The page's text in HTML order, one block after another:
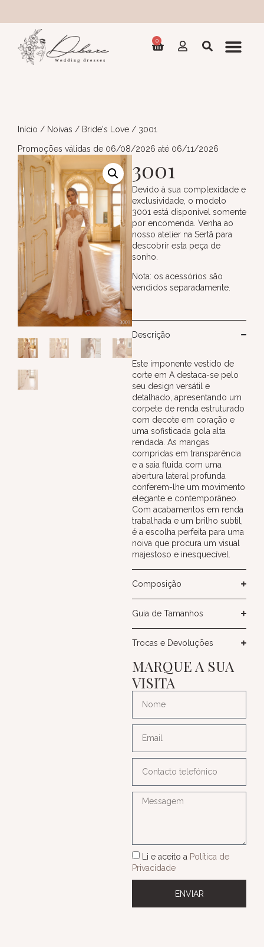
0
Início / Noivas / Bride's Love / 3001
Promoções válidas de 06/08/2026 até 06/11/2026
3001
Devido à sua complexidade e
exclusividade, o modelo
3001 está disponível somente
por encomenda. Venha ao
nosso atelier na Sertã para
descobrir esta peça de
sonho.
Nota: os acessórios são
vendidos separadamente.
Descrição
Este imponente vestido de
corte em A destaca-se pelo
seu design versátil e
detalhado, apresentando um
corpete de renda estruturado
com decote em coração e
uma sofisticada gola alta
rendada. As mangas
compridas em transparência
e a saia fluida com uma
abertura lateral profunda
conferem-lhe um movimento
elegante e contemporâneo.
Com acabamentos em renda
trabalhada e um brilho subtil,
é a escolha perfeita para uma
noiva que procura um visual
majestoso e inesquecível.
Composição
Guia de Tamanhos
Trocas e Devoluções
MARQUE A SUA
VISITA
Li e aceito a Política de
Privacidade
ENVIAR